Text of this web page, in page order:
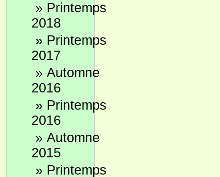
» Printemps
2018
» Printemps
2017
» Automne
2016
» Printemps
2016
» Automne
2015
» Printemps